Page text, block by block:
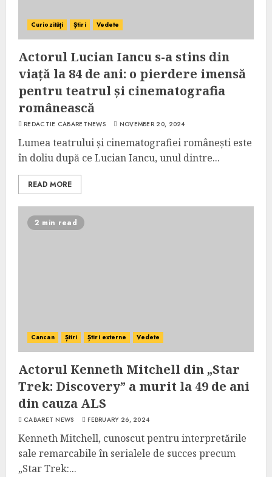
Curiozități Știri Vedete
Actorul Lucian Iancu s-a stins din
viață la 84 de ani: o pierdere imensă
pentru teatrul și cinematografia
românească
REDACTIE CABARETNEWS NOVEMBER 20, 2024
Lumea teatrului și cinematografiei românești este
în doliu după ce Lucian Iancu, unul dintre...
READ MORE
2 min read
Cancan Știri Știri externe Vedete
Actorul Kenneth Mitchell din „Star
Trek: Discovery” a murit la 49 de ani
din cauza ALS
CABARET NEWS FEBRUARY 26, 2024
Kenneth Mitchell, cunoscut pentru interpretările
sale remarcabile în serialele de succes precum
„Star Trek:...